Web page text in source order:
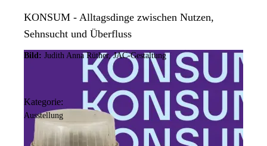
KONSUM - Alltagsdinge zwischen Nutzen,
Sehnsucht und Überfluss
Bild: Judith Anna Rüther, JAC-Gestaltung
Kategorie:
Ausstellung